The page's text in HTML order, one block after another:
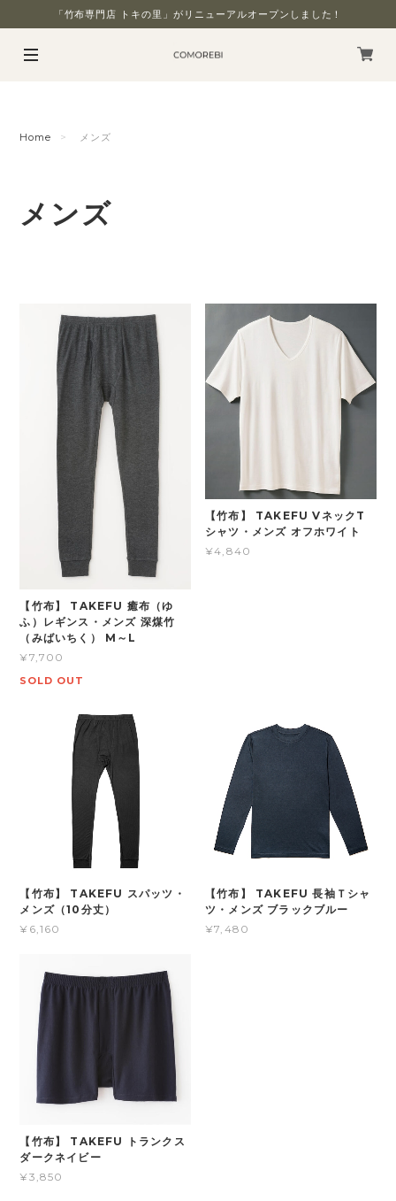
「竹布専門店 トキの里」がリニューアルオープンしました！
Home メンズ
メンズ
【竹布】 TAKEFU 癒布（ゆ
ふ）レギンス・メンズ 深煤竹
（みばいちく） M～L
¥7,700
SOLD OUT
【竹布】 TAKEFU VネックT
シャツ・メンズ オフホワイト
¥4,840
【竹布】 TAKEFU スパッツ・
メンズ（10分丈）
¥6,160
【竹布】 TAKEFU 長袖Ｔシャ
ツ・メンズ ブラックブルー
¥7,480
【竹布】 TAKEFU トランクス
ダークネイビー
¥3,850